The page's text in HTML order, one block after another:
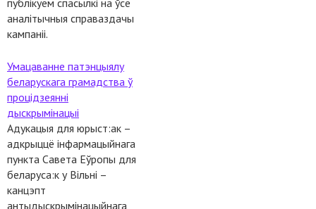
публікуем спасылкі на ўсе
аналітычныя справаздачы
кампаніі.
Умацаванне патэнцыялу
беларускага грамадства ў
процідзеянні
дыскрымінацыі
Адукацыя для юрыст:ак –
адкрыццё інфармацыйнага
пункта Савета Еўропы для
беларуса:к у Вільні –
канцэпт
антыдыскрымінацыйнага